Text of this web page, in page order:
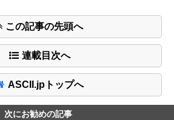
この記事の先頭へ
連載目次へ
ASCII.jpトップへ
次にお勧めの記事